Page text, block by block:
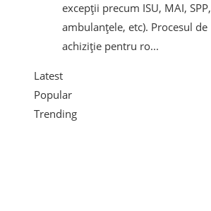
excepții precum ISU, MAI, SPP,
ambulanțele, etc). Procesul de
achiziție pentru ro...
Latest
Popular
Trending